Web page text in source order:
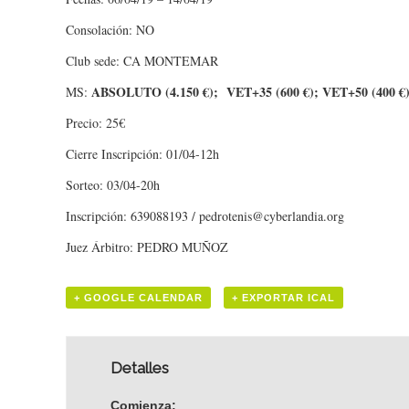
Consolación: NO
Club sede: CA MONTEMAR
MS: ABSOLUTO (4.150 €); VET+35 (600 €); VET+50 (400 €)
Precio: 25€
Cierre Inscripción: 01/04-12h
Sorteo: 03/04-20h
Inscripción: 639088193 / pedrotenis@cyberlandia.org
Juez Árbitro: PEDRO MUÑOZ
+ GOOGLE CALENDAR + EXPORTAR ICAL
Detalles
Comienza: